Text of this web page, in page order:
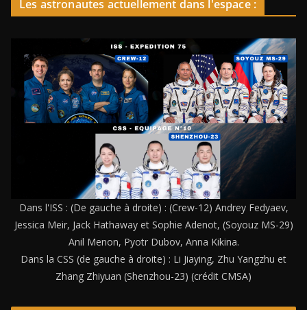
Les astronautes actuellement dans l'espace :
Dans l'ISS : (De gauche à droite) : (Crew-12) Andrey Fedyaev,
Jessica Meir, Jack Hathaway et Sophie Adenot, (Soyouz MS-29)
Anil Menon, Pyotr Dubov, Anna Kikina.
Dans la CSS (de gauche à droite) : Li Jiaying, Zhu Yangzhu et
Zhang Zhiyuan (Shenzhou-23) (crédit CMSA)